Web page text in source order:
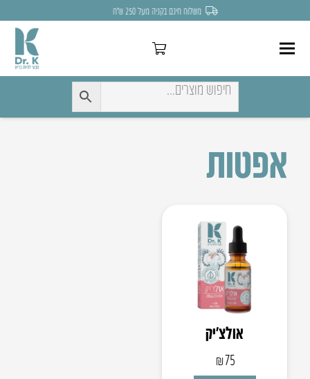
משלוח חינם בקניה מעל 250 ש״ח
אפטות
אולצ’יק
₪75